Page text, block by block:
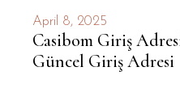
April 8, 2025
Casibom Giriş
Güncel Giriş Adresi